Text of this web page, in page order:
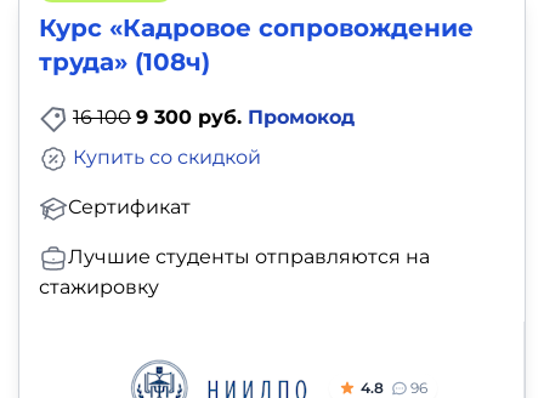
Курс «Кадровое сопровождение
труда» (108ч)
16 100 9 300 руб. Промокод
Сертификат
Купить со скидкой
Лучшие студенты отправляются на
стажировку
4.8 96